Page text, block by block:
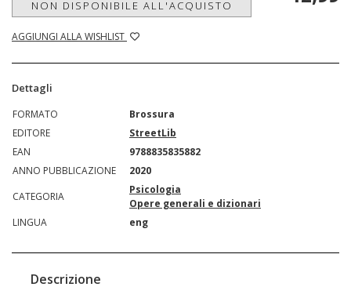
NON DISPONIBILE ALL'ACQUISTO
AGGIUNGI ALLA WISHLIST
Dettagli
FORMATO
Brossura
EDITORE
StreetLib
EAN
9788835835882
ANNO PUBBLICAZIONE
2020
CATEGORIA
Psicologia
Opere generali e dizionari
LINGUA
eng
Descrizione